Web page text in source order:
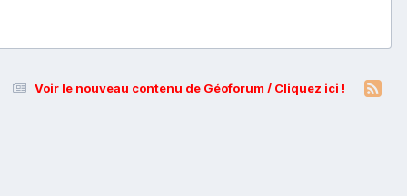
Voir le nouveau contenu de Géoforum / Cliquez ici !